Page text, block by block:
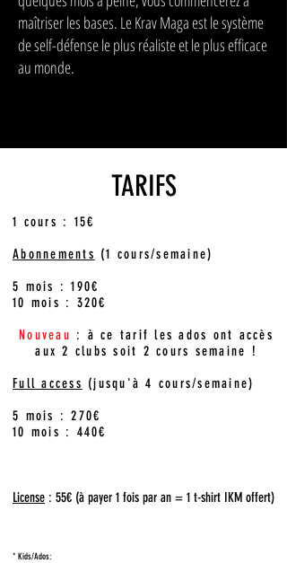
maîtriser les bases. Le Krav Maga est le système
de self-défense le plus réaliste et le plus efficace
au monde.
TARIFS
1 cours : 15€
Abonnements (1 cours/semaine)
5 mois : 190€
10 mois : 320€
Nouveau : à ce tarif les ados ont accès
aux 2 clubs soit 2 cours semaine !
Full access (jusqu'à 4 cours/semaine)
5 mois : 270€
10 mois : 440€
License : 55€ (à payer 1 fois par an = 1 t-shirt IKM offert)
* Kids/Ados: